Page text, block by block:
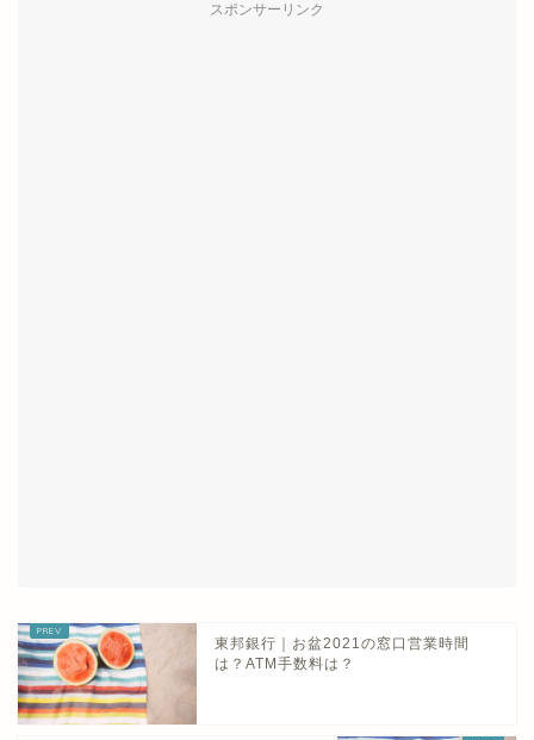
スポンサーリンク
東邦銀行｜お盆2021の窓口営業時間
は？ATM手数料は？